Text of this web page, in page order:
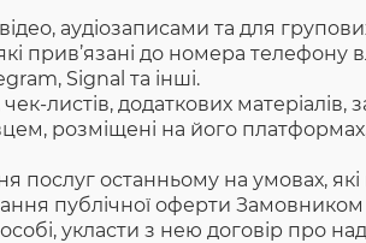
аудіозаписами та для групових
прив’язані до номера телефону
Signal та інші.
листів, додаткових матеріалів,
розміщені на його
останньому на умовах, які
публічної оферти Замовником
укласти з нею договір про